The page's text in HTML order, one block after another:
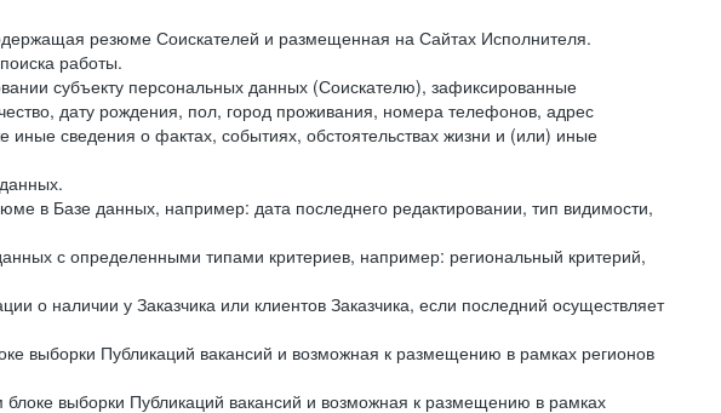
резюме Соискателей и размещенная на Сайтах Исполнителя.
работы.
субъекту персональных данных (Соискателю), зафиксированные
дату рождения, пол, город проживания, номера телефонов, адрес
сведения о фактах, событиях, обстоятельствах жизни и (или) иные
в Базе данных, например: дата последнего редактировании, тип видимости,
с определенными типами критериев, например: региональный критерий,
наличии у Заказчика или клиентов Заказчика, если последний осуществляет
выборки Публикаций вакансий и возможная к размещению в рамках регионов
выборки Публикаций вакансий и возможная к размещению в рамках